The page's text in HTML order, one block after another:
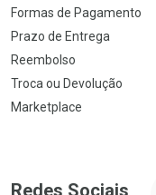
Formas de Pagamento
Prazo de Entrega
Reembolso
Troca ou Devolução
Marketplace
Redes Sociais